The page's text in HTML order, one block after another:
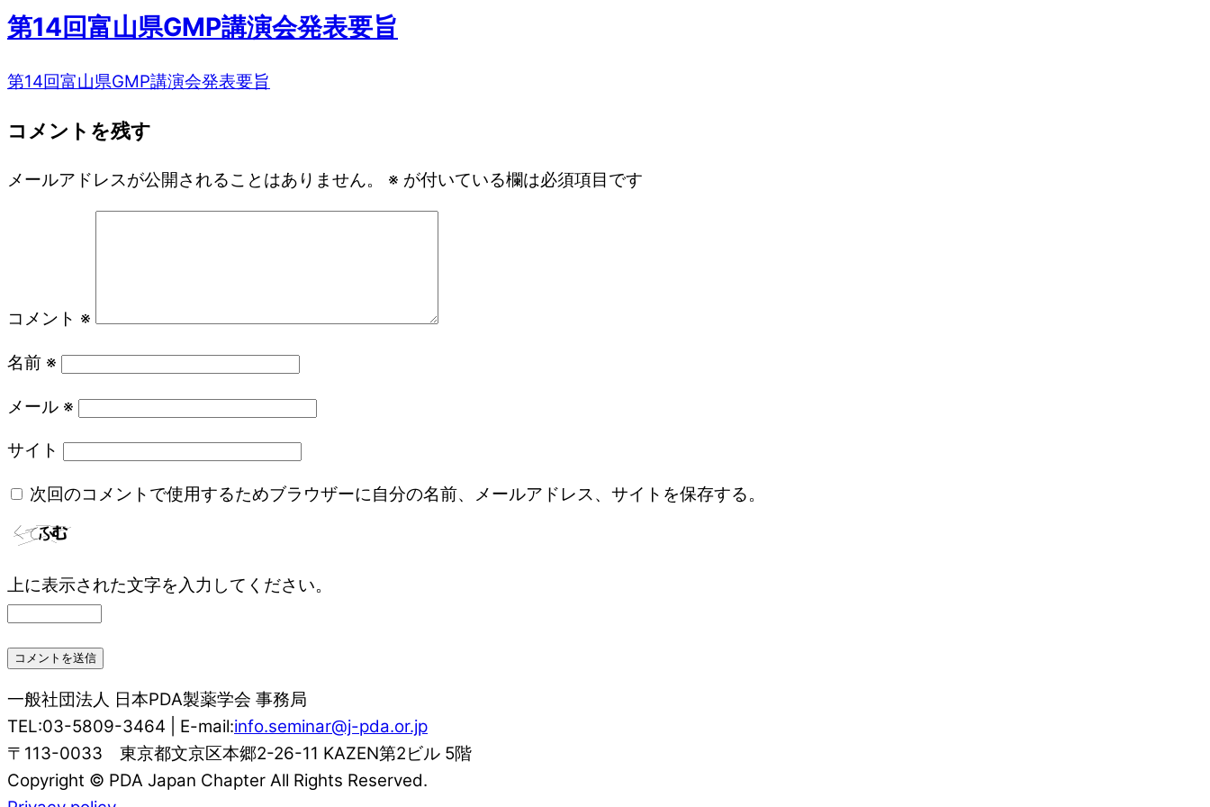
第14回富山県GMP講演会発表要旨
第14回富山県GMP講演会発表要旨
コメントを残す
メールアドレスが公開されることはありません。 ※ が付いている欄は必須項目です
コメント ※
名前 ※
メール ※
サイト
次回のコメントで使用するためブラウザーに自分の名前、メールアドレス、サイトを保存する。
上に表示された文字を入力してください。
一般社団法人 日本PDA製薬学会 事務局
TEL:03-5809-3464 | E-mail:info.seminar@j-pda.or.jp
〒113-0033 東京都文京区本郷2-26-11 KAZEN第2ビル 5階
Copyright © PDA Japan Chapter All Rights Reserved.